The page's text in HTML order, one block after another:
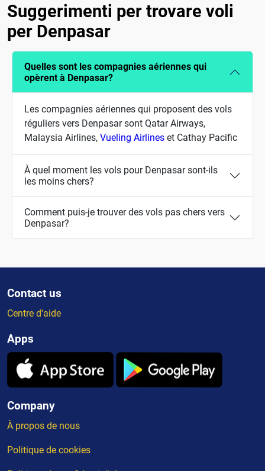
Suggerimenti per trovare voli
per Denpasar
Quelles sont les compagnies aériennes qui
opèrent à Denpasar?
Les compagnies aériennes qui proposent des vols
réguliers vers Denpasar sont Qatar Airways,
Malaysia Airlines, Vueling Airlines et Cathay Pacific
À quel moment les vols pour Denpasar sont-ils
les moins chers?
Comment puis-je trouver des vols pas chers vers
Denpasar?
Contact us
Centre d'aide
Apps
Company
À propos de nous
Politique de cookies